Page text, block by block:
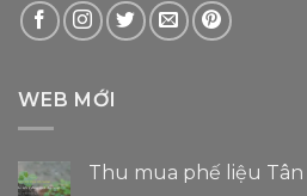
WEB MỚI
Thu mua phế liệu